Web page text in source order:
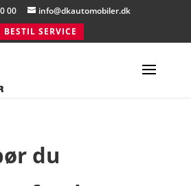
00
info@dkautomobiler.dk
BESTIL SERVICE
du